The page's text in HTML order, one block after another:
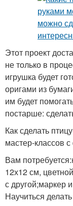
Этот проект
не только в
игрушка будет
оригами из
им будет
постарше:
Как сделать
мастер-классов
Вам
12х12 см,
с другой;маркер
Научиться